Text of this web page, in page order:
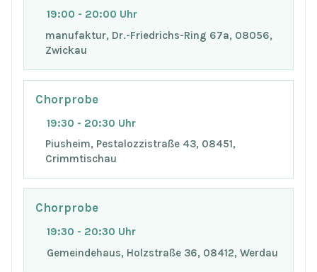
19:00 - 20:00 Uhr
manufaktur, Dr.-Friedrichs-Ring 67a, 08056,
Zwickau
Chorprobe
19:30 - 20:30 Uhr
Piusheim, Pestalozzistraße 43, 08451,
Crimmtischau
Chorprobe
19:30 - 20:30 Uhr
Gemeindehaus, Holzstraße 36, 08412, Werdau